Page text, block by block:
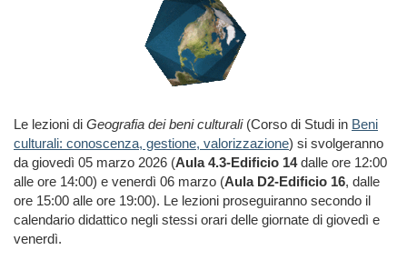
Le lezioni di Geografia dei beni culturali(Corso di Studi in Beni
culturali: conoscenza, gestione, valorizzazione) si svolgeranno
da giovedì 05 marzo 2026 (Aula 4.3-Edificio 14dalle ore 12:00
alle ore 14:00) e venerdì 06 marzo (Aula D2-Edificio 16, dalle
ore 15:00 alle ore 19:00). Le lezioni proseguiranno secondo il
calendario didattico negli stessi orari delle giornate di giovedì e
venerdì.